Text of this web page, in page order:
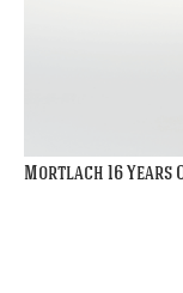
Mortlach 16 Years